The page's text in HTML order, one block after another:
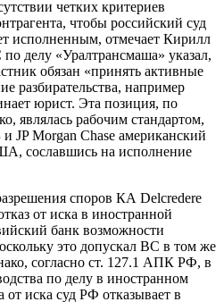
четких критериев
чтобы российский суд
исполненным, отмечает Кирилл
делу «Уралтрансмаша» указал,
обязан «принять активные
разбирательства, например
юрист. Эта позиция, по
являлась рабочим стандартом,
JP Morgan Chase американский
сославшись на исполнение
споров КА Delcredere
от иска в иностранной
банк возможности
это допускал ВС в том же
согласно ст. 127.1 АПК РФ, в
по делу в иностранном
от иска суд РФ отказывает в